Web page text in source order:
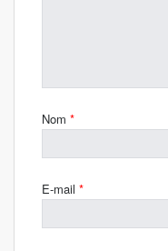
Nom *
E-mail *